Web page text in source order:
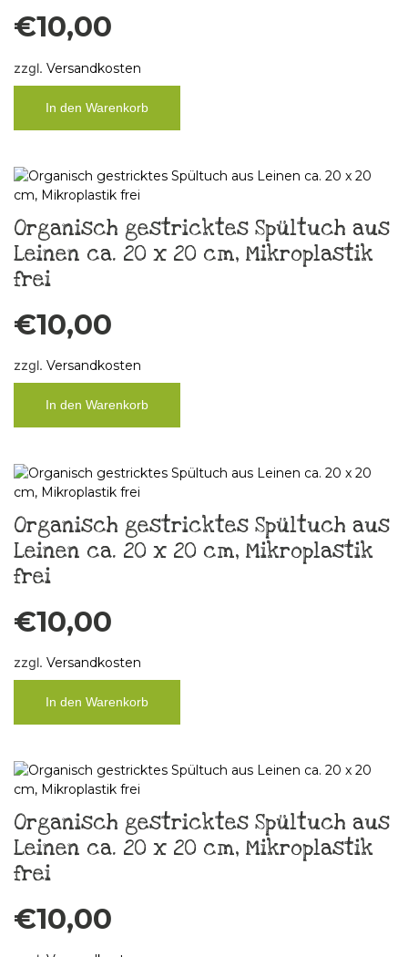
€10,00
zzgl. Versandkosten
In den Warenkorb
Organisch gestricktes Spültuch aus
Leinen ca. 20 x 20 cm, Mikroplastik
frei
€10,00
zzgl. Versandkosten
In den Warenkorb
Organisch gestricktes Spültuch aus
Leinen ca. 20 x 20 cm, Mikroplastik
frei
€10,00
zzgl. Versandkosten
In den Warenkorb
Organisch gestricktes Spültuch aus
Leinen ca. 20 x 20 cm, Mikroplastik
frei
€10,00